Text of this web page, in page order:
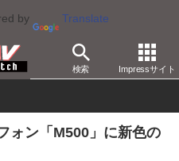
by Translate
検索 Impressサイト
ォン「M500」に新色の